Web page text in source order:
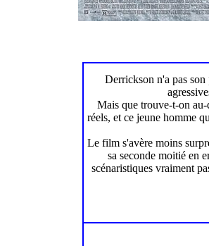
Derrickson n'a pas
Mais que trouve-t-on au-
réels, et ce jeune homme
Le film s'avère moins
sa seconde moitié en
scénaristiques vraiment